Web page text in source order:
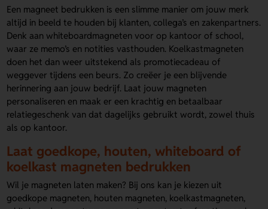
Een magneet bedrukken is een slimme manier om jouw merk
altijd in beeld te houden bij klanten, collega’s en zakenpartners.
Denk aan whiteboardmagneten voor op kantoor of school,
waar ze memo’s en notities vasthouden. Koelkastmagneten
doen het dan weer uitstekend als promotiecadeau of
weggever tijdens een beurs. Zo creëer je een blijvende
herinnering aan jouw bedrijf. Laat jouw magneten
personaliseren en maak er een krachtig en betaalbaar
relatiegeschenk van dat dagelijks gebruikt wordt, zowel thuis
als op kantoor.
Laat goedkope, houten, whiteboard of
koelkast magneten bedrukken
Wil je magneten laten maken? Bij ons kan je kiezen uit
goedkope magneten, houten magneten, koelkastmagneten,